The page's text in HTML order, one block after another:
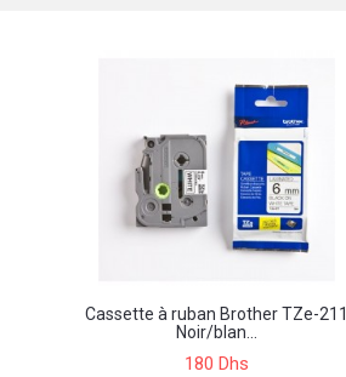
Cassette à ruban Brother TZe-211
Noir/blan...
180 Dhs